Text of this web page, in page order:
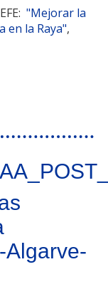
"Mejorar la
en la Raya",
vida
Algarve-